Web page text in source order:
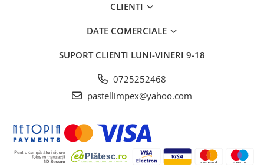
CLIENTI
DATE COMERCIALE
SUPORT CLIENTI LUNI-VINERI 9-18
0725252468
pastellimpex@yahoo.com